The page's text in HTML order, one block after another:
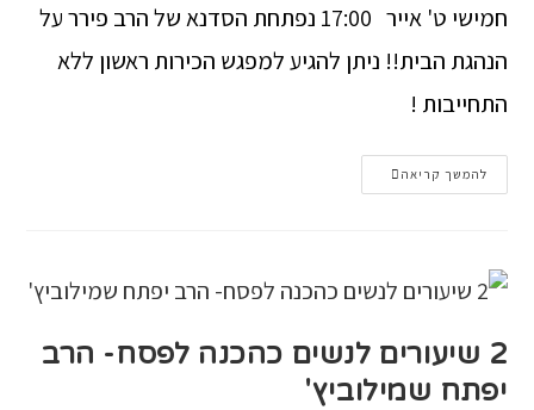
חמישי ט' אייר 17:00 נפתחת הסדנא של הרב פירר על
הנהגת הבית!! ניתן להגיע למפגש הכירות ראשון ללא
התחייבות !
להמשך קריאה
2 שיעורים לנשים כהכנה לפסח- הרב
יפתח שמילוביץ'